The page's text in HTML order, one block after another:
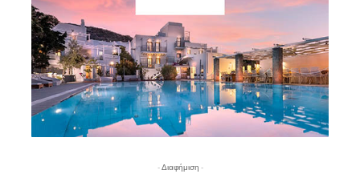
- Διαφήμιση -